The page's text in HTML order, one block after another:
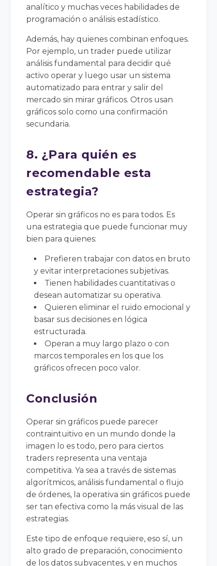
analítico y muchas veces habilidades de
programación o análisis estadístico.
Además, hay quienes combinan enfoques.
Por ejemplo, un trader puede utilizar
análisis fundamental para decidir qué
activo operar y luego usar un sistema
automatizado para entrar y salir del
mercado sin mirar gráficos. Otros usan
gráficos solo como una confirmación
secundaria.
8. ¿Para quién es
recomendable esta
estrategia?
Operar sin gráficos no es para todos. Es
una estrategia que puede funcionar muy
bien para quienes:
Prefieren trabajar con datos en bruto
y evitar interpretaciones subjetivas.
Tienen habilidades cuantitativas o
desean automatizar su operativa.
Quieren eliminar el ruido emocional y
basar sus decisiones en lógica
estructurada.
Operan a muy largo plazo o con
marcos temporales en los que los
gráficos ofrecen poco valor.
Conclusión
Operar sin gráficos puede parecer
contraintuitivo en un mundo donde la
imagen lo es todo, pero para ciertos
traders representa una ventaja
competitiva. Ya sea a través de sistemas
algorítmicos, análisis fundamental o flujo
de órdenes, la operativa sin gráficos puede
ser tan efectiva como la más visual de las
estrategias.
Este tipo de enfoque requiere, eso sí, un
alto grado de preparación, conocimiento
de los datos subyacentes, y en muchos